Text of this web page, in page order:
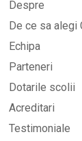
Despre
De ce sa alegi
Echipa
Parteneri
Dotarile scolii
Acreditari
Testimoniale